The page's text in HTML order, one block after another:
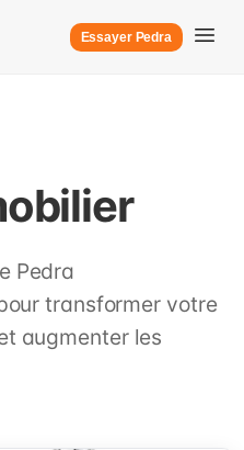
Essayer Pedra
Pedra
transformer votre
augmenter les